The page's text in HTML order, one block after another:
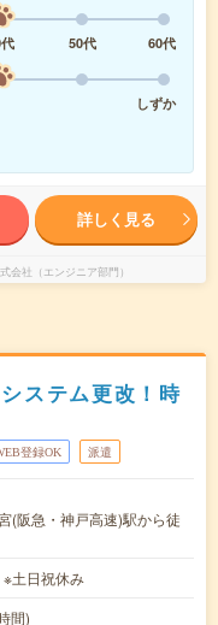
50代
60代
しずか
詳しく見る
会社（エンジニア部門）
ステム更改！時
登録OK 派遣
(阪急・神戸高速)駅から徒
土日祝休み
間)